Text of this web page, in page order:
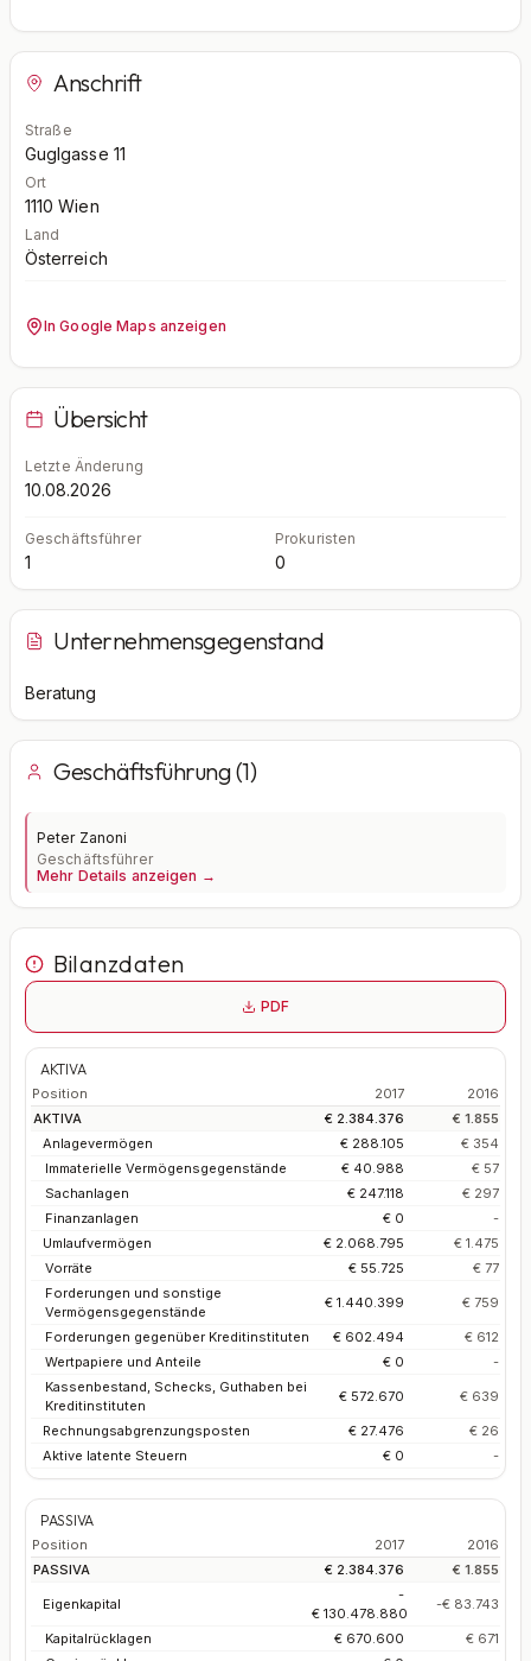
Anschrift
Straße
Guglgasse 11
Ort
1110 Wien
Land
Österreich
In Google Maps anzeigen
Übersicht
Letzte Änderung
10.08.2026
Geschäftsführer
1
Prokuristen
0
Unternehmensgegenstand
Beratung
Geschäftsführung (1)
Peter Zanoni
Geschäftsführer
Mehr Details anzeigen →
Bilanzdaten
PDF
AKTIVA
Position 2017
2016
AKTIVA
€ 2.384.376
€ 1.855
Anlagevermögen
€ 288.105
€ 354
Immaterielle Vermögensgegenstände
€ 40.988
€ 57
Sachanlagen
€ 247.118
€ 297
Finanzanlagen
€ 0
-
Umlaufvermögen
€ 2.068.795
€ 1.475
Vorräte
€ 55.725
€ 77
Forderungen und sonstige
Vermögensgegenstände
€ 1.440.399 € 759
Forderungen gegenüber Kreditinstituten € 602.494
€ 612
Wertpapiere und Anteile
€ 0
-
Kassenbestand, Schecks, Guthaben bei
Kreditinstituten
€ 572.670 € 639
Rechnungsabgrenzungsposten € 27.476
€ 26
Aktive latente Steuern
€ 0 -
PASSIVA
Position 2017
2016
PASSIVA
€ 2.384.376 € 1.855
Eigenkapital
-
€ 130.478.880
-€ 83.743
Kapitalrücklagen € 670.600
€ 671